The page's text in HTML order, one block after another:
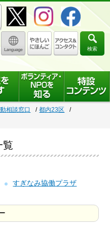
検索
相談窓口
都内23区
覧
すぎなみ協働プラザ